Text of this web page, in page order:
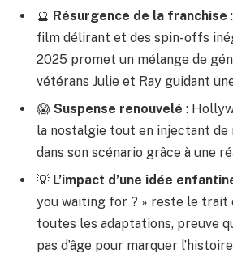
🔮 Résurgence de la franchise
film délirant et des spin-offs
2025 promet un mélange de
vétérans Julie et Ray guidant
😱 Suspense renouvelé :
la nostalgie tout en injectant de
dans son scénario grâce à une
💡 L’impact d’une idée
you waiting for ? » reste le trait
toutes les adaptations, preuve
pas d’âge pour marquer